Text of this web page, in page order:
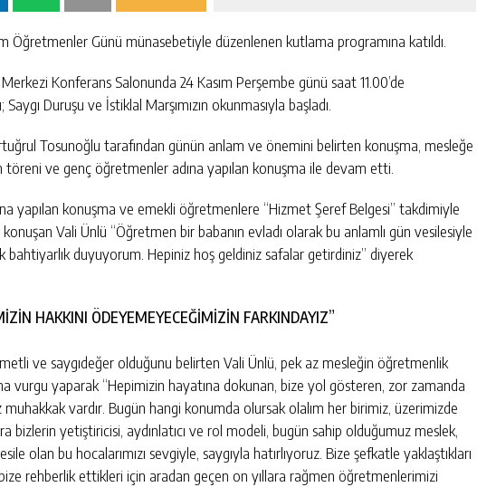
Öğretmenler Günü münasebetiyle düzenlenen kutlama programına katıldı.
Konferans Salonunda 24 Kasım Perşembe günü saat 11.00’de
Duruşu ve İstiklal Marşımızın okunmasıyla başladı.
Tosunoğlu tarafından günün anlam ve önemini belirten konuşma, mesleğe
ve genç öğretmenler adına yapılan konuşma ile devam etti.
yapılan konuşma ve emekli öğretmenlere “Hizmet Şeref Belgesi” takdimiyle
Vali Ünlü “Öğretmen bir babanın evladı olarak bu anlamlı gün vesilesiyle
duyuyorum. Hepiniz hoş geldiniz safalar getirdiniz” diyerek
HAKKINI ÖDEYEMEYECEĞİMİZİN FARKINDAYIZ”
ve saygıdeğer olduğunu belirten Vali Ünlü, pek az mesleğin öğretmenlik
vurgu yaparak “Hepimizin hayatına dokunan, bize yol gösteren, zor zamanda
vardır. Bugün hangi konumda olursak olalım her birimiz, üzerimizde
bizlerin yetiştiricisi, aydınlatıcı ve rol modeli, bugün sahip olduğumuz meslek,
olan bu hocalarımızı sevgiyle, saygıyla hatırlıyoruz. Bize şefkatle yaklaştıkları
rehberlik ettikleri için aradan geçen on yıllara rağmen öğretmenlerimizi